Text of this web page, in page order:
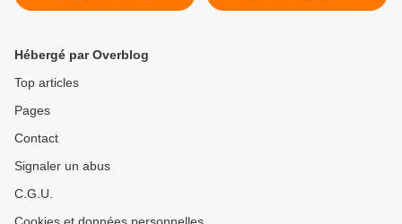
Hébergé par Overblog
Top articles
Pages
Contact
Signaler un abus
C.G.U.